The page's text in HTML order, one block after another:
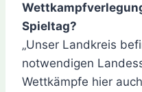
Spieltag?
„Unser Landkreis
notwendigen
Wettkämpfe hier